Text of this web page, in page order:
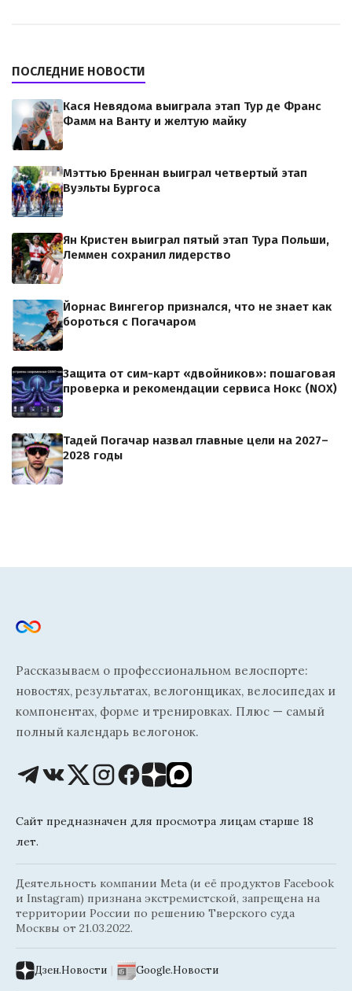
ПОСЛЕДНИЕ НОВОСТИ
Кася Невядома выиграла этап Тур де Франс
Фамм на Ванту и желтую майку
Мэттью Бреннан выиграл четвертый этап
Вуэльты Бургоса
Ян Кристен выиграл пятый этап Тура Польши,
Леммен сохранил лидерство
Йорнас Вингегор признался, что не знает как
бороться с Погачаром
Защита от сим-карт «двойников»: пошаговая
проверка и рекомендации сервиса Нокс (NOX)
Тадей Погачар назвал главные цели на 2027–
2028 годы
Рассказываем о профессиональном велоспорте:
новостях, результатах, велогонщиках, велосипедах и
компонентах, форме и тренировках. Плюс — самый
полный календарь велогонок.
Сайт предназначен для просмотра лицам старше 18
лет.
Деятельность компании Meta (и её продуктов Facebook
и Instagram) признана экстремистской, запрещена на
территории России по решению Тверского суда
Москвы от 21.03.2022.
Дзен.Новости | Google.Новости